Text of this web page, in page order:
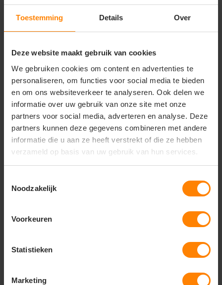
Toestemming Details Over
Deze website maakt gebruik van cookies
We gebruiken cookies om content en advertenties te
personaliseren, om functies voor social media te bieden
en om ons websiteverkeer te analyseren. Ook delen we
informatie over uw gebruik van onze site met onze
partners voor social media, adverteren en analyse. Deze
partners kunnen deze gegevens combineren met andere
informatie die u aan ze heeft verstrekt of die ze hebben
verzameld op basis van uw gebruik van hun services.
Noodzakelijk
Voorkeuren
Statistieken
Marketing
Elastiek in de taille.
Drukknoopregulering bij de enkels.
Hoofdmateriaal/bovenmateriaal
Wind- en waterdicht. Gelaste naden. Elastiek in de
Onder voorbehoud van productveranderingen.
Opmerkingen
Maatschema: K1 – De omvang van de taille wordt
net boven de navel gemeten (zie maattabel).
Gerelateerde producten